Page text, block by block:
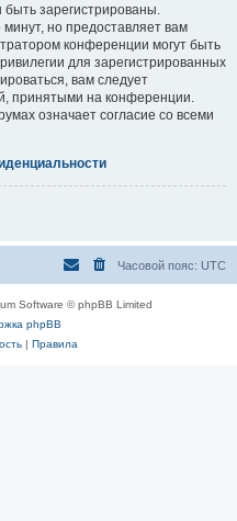
зарегистрированы.
минут, но предоставляет вам
конференции могут быть
для зарегистрированных
вам следует
принятыми на конференции.
означает согласие со всеми
Часовой пояс: UTC
Software © phpBB Limited
phpBB
| Правила